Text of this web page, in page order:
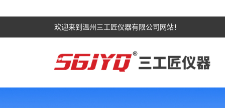
欢迎来到温州三工匠仪器有限公司网站！